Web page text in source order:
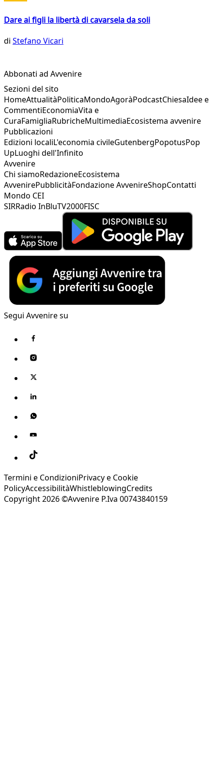
Dare ai figli la libertà di cavarsela da soli
di Stefano Vicari
Abbonati ad Avvenire
Sezioni del sito
HomeAttualitàPoliticaMondoAgoràPodcastChiesaIdee e
CommentiEconomiaVita e
CuraFamigliaRubricheMultimediaEcosistema avvenire
Pubblicazioni
Edizioni localiL'economia civileGutenbergPopotusPop
UpLuoghi dell'Infinito
Avvenire
Chi siamoRedazioneEcosistema
AvvenirePubblicitàFondazione AvvenireShopContatti
Mondo CEI
SIRRadio InBluTV2000FISC
Segui Avvenire su
Termini e CondizioniPrivacy e Cookie
PolicyAccessibilitàWhistleblowingCredits
Copyright 2026 ©Avvenire P.Iva 00743840159